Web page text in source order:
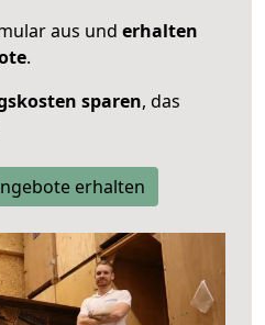
aus und erhalten
.
sparen, das
erhalten